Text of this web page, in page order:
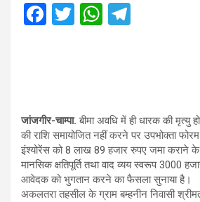
F
o
k
T
W
p
p
m
जांजगीर-चाम्पा. बीमा अवधि में ही धारक की मृत्यु
की राशि समायोजित नहीं करने पर उपभोक्ता
इंश्योरेंस को 8 लाख 89 हजार रुपए जमा कराने
मानसिक क्षतिपूर्ति तथा वाद व्यय स्वरूप 3000
आवेदक को भुगतान करने का फैसला सुनाया है।
अकलतरा तहसील के ग्राम बम्हनीन निवासी